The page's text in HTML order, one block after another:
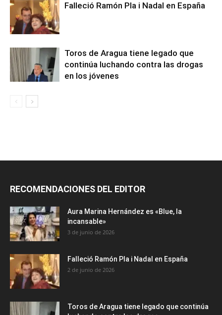
Falleció Ramón Pla i Nadal en España
Toros de Aragua tiene legado que
continúa luchando contra las drogas
en los jóvenes
RECOMENDACIONES DEL EDITOR
Aura Marina Hernández es «Blue, la
incansable»
3 de junio de 2026
Falleció Ramón Pla i Nadal en España
2 de junio de 2026
Toros de Aragua tiene legado que continúa